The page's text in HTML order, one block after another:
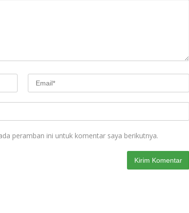
peramban ini untuk komentar saya berikutnya.